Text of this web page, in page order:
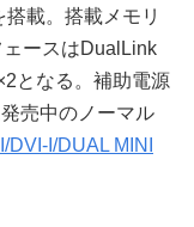
載。搭載メモリ
ースはDualLink
となる。補助電源
売中のノーマル
I/DUAL MINI